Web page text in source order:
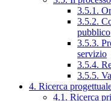
3.5.1.
3.5.2.
pubblico
3.5.3.
servizio
3.5.4.
3.5.5.
4. Ricerca
4.1. Ricerca